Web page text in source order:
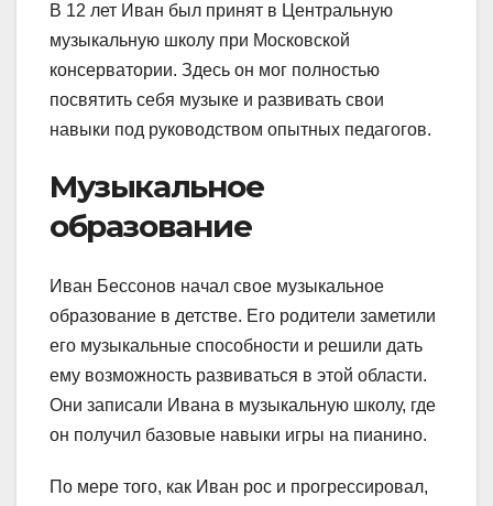
В 12 лет Иван был принят в Центральную
музыкальную школу при Московской
консерватории. Здесь он мог полностью
посвятить себя музыке и развивать свои
навыки под руководством опытных педагогов.
Музыкальное
образование
Иван Бессонов начал свое музыкальное
образование в детстве. Его родители заметили
его музыкальные способности и решили дать
ему возможность развиваться в этой области.
Они записали Ивана в музыкальную школу, где
он получил базовые навыки игры на пианино.
По мере того, как Иван рос и прогрессировал,